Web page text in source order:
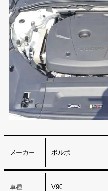
メーカー ボルボ
車種 V90